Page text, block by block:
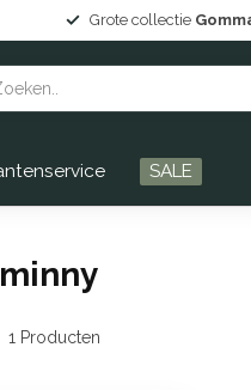
Grote collectie
SALE
1 Producten